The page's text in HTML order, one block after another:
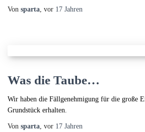
Von sparta, vor 17 Jahren
Was die Taube…
Wir haben die Fällgenehmigung für die große
Grundstück erhalten.
Von sparta, vor 17 Jahren